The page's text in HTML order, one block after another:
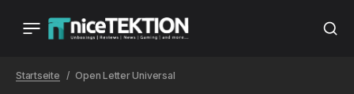
Startseite Open Letter Universal